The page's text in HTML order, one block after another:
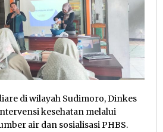
di wilayah Sudimoro, Dinkes
kesehatan melalui
air dan sosialisasi PHBS.